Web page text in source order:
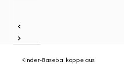
Kinder-Baseballkappe aus